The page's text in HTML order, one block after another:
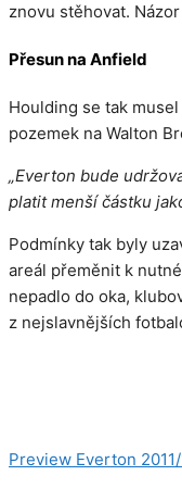
znovu stěhovat.
Přesun na Anfield
Houlding se tak
pozemek na Walton
„Everton bude
platit menší částku
Podmínky tak byly
areál přeměnit k
nepadlo do oka,
z nejslavnějších
Preview Everton